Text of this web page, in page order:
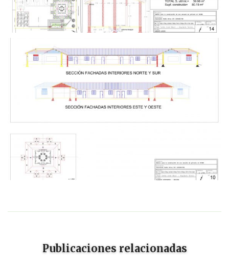
Publicaciones relacionadas